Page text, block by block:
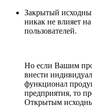
Закрытый
никак не влияет
пользователей.
Но если Вашим
внести
функционал
предприятия, то
Открытым